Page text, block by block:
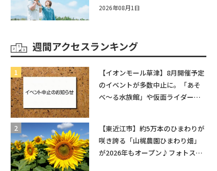
券や人気パスタ券も当たる☆夏休
2026年08月1日
週間アクセスランキング
【イオンモール草津】8月開催予定
のイベントが多数中止に。「あそ
べ〜る水族館」や仮面ライダーシ
【東近江市】約5万本のひまわりが
咲き誇る「山梶農園ひまわり畑」
が2026年もオープン♪フォトスポ